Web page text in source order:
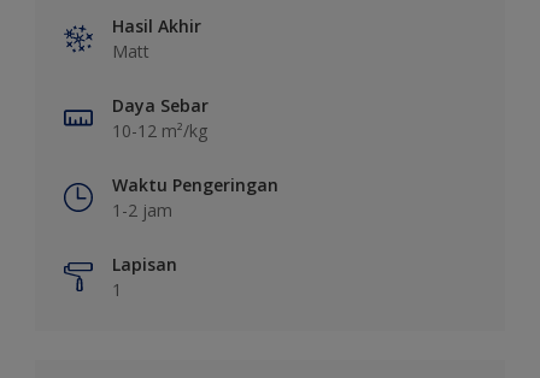
Hasil Akhir
Matt
Daya Sebar
10-12 m²/kg
Waktu Pengeringan
1-2 jam
Lapisan
1